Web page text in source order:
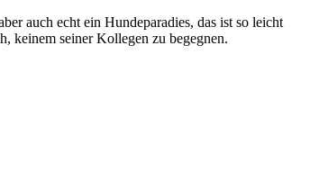
auch echt ein Hundeparadies, das ist so leicht
keinem seiner Kollegen zu begegnen.